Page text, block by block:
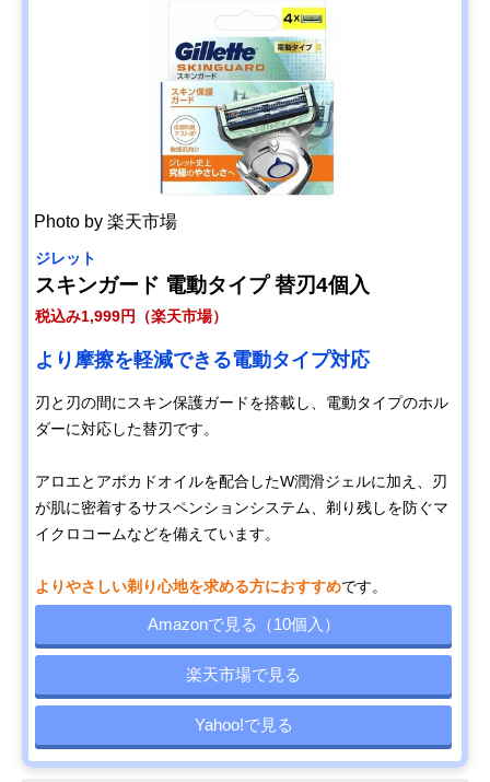
Photo by 楽天市場
ジレット
スキンガード 電動タイプ 替刃4個入
税込み1,999円（楽天市場）
より摩擦を軽減できる電動タイプ対応
刃と刃の間にスキン保護ガードを搭載し、電動タイプのホル
ダーに対応した替刃です。
アロエとアボカドオイルを配合したW潤滑ジェルに加え、刃
が肌に密着するサスペンションシステム、剃り残しを防ぐマ
イクロコームなどを備えています。
よりやさしい剃り心地を求める方におすすめです。
Amazonで見る（10個入）
楽天市場で見る
Yahoo!で見る